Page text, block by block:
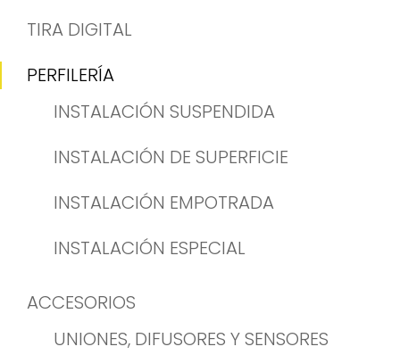
TIRA DIGITAL
PERFILERÍA
INSTALACIÓN SUSPENDIDA
INSTALACIÓN DE SUPERFICIE
INSTALACIÓN EMPOTRADA
INSTALACIÓN ESPECIAL
ACCESORIOS
UNIONES, DIFUSORES Y SENSORES